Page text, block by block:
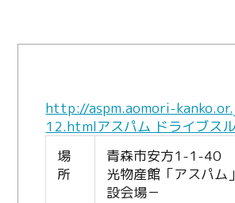
http://aspm.aomori-
12.htmlアスパム ドライブス
場
所
青森市安方1-1-40
光物産館「アスパム
設会場－